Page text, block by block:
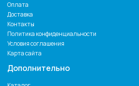
Оплата
Доставка
Контакты
Политика конфиденциальности
Условия соглашения
Карта сайта
Дополнительно